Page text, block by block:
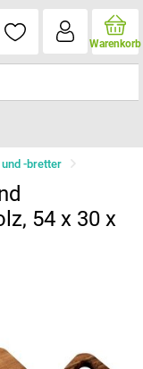
Warenkorb
-bretter
54 x 30 x